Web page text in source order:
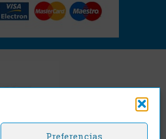
Preferencias